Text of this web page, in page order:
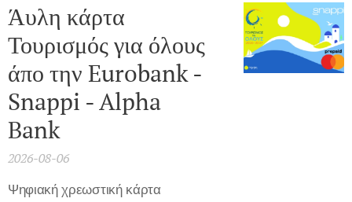
Άυλη κάρτα
Τουρισμός για όλους
άπο την Eurobank -
Snappi - Alpha
Bank
2026-08-06
Ψηφιακή χρεωστική κάρτα